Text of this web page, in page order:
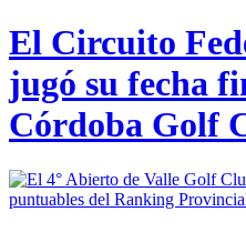
El Circuito
jugó su fecha
Córdoba Golf